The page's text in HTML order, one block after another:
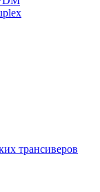
трансиверов